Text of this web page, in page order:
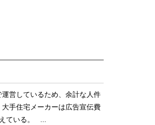
営しているため、余計な人件
手住宅メーカーは広告宣伝費
ている。 ...